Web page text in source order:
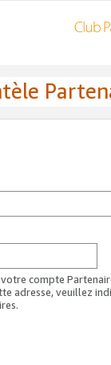
compte
adresse, veuillez